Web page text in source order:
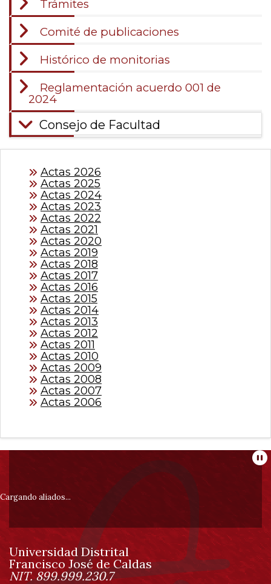
Trámites
Comité de publicaciones
Histórico de monitorias
Reglamentación acuerdo 001 de
2024
Consejo de Facultad
Actas 2026
Actas 2025
Actas 2024
Actas 2023
Actas 2022
Actas 2021
Actas 2020
Actas 2019
Actas 2018
Actas 2017
Actas 2016
Actas 2015
Actas 2014
Actas 2013
Actas 2012
Actas 2011
Actas 2010
Actas 2009
Actas 2008
Actas 2007
Actas 2006
Información
pie
de
página
Cargando aliados...
Información
Universidad Distrital
Francisco José de Caldas
NIT. 899.999.230.7